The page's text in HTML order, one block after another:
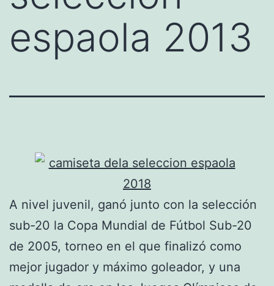
espaola 2013
A nivel juvenil, ganó junto con la selección
sub-20 la Copa Mundial de Fútbol Sub-20
de 2005, torneo en el que finalizó como
mejor jugador y máximo goleador, y una